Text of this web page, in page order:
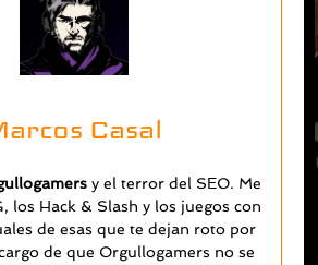
Casal
y el terror del SEO. Me
los Hack & Slash y los juegos con
de esas que te dejan roto por
de que Orgullogamers no se